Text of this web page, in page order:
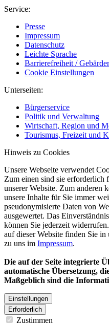
Service:
Presse
Impressum
Datenschutz
Leichte Sprache
Barrierefreiheit /
Cookie Einstellungen
Unterseiten:
Bürgerservice
Politik und Verwaltung
Wirtschaft, Region und
Tourismus, Freizeit und
Hinweis zu Cookies
Unsere Webseite verwendet
Zum einen sind sie erforderlich
unserer Website. Zum
unsere Inhalte für Sie immer
pseudonymisierte Daten von
ausgewertet. Das
können Sie jederzeit
auf dieser Website finden Sie in
zu uns im Impressum.
Die auf der Seite integrierte
automatische Übersetzung,
Maßgeblich sind die
Einstellungen
Erforderlich
Zustimmen